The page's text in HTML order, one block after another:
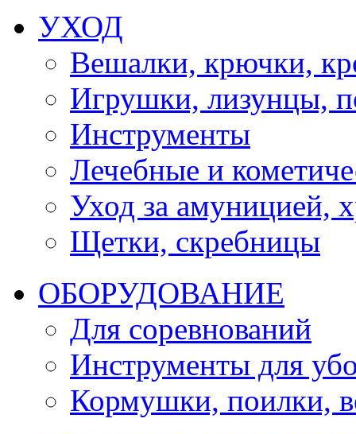
УХОД
Вешалки, крючки,
Игрушки, лизунцы,
Инструменты
Лечебные и
Уход за амуницией,
Щетки, скребницы
ОБОРУДОВАНИЕ
Для соревнований
Инструменты для
Кормушки, поилки,